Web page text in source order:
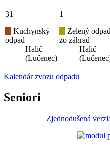
31
Kuchynský
odpad
Halič
(Lučenec)
1
Zelený odpad
zo záhrad
Halič
Kalendár zvozu odpadu
Seniori
Zjednodušená